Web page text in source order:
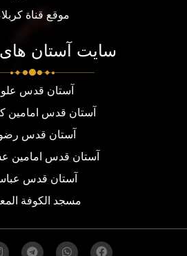
موقع قناة
سایت آستان
آستان قدس
آستان قدس امامین
آستان قدس
آستان قدس امامین
آستان قدس
مسجد الكوفة